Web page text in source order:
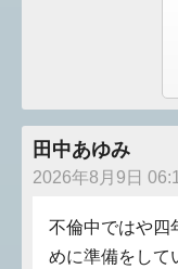
田中あゆみ
2026年8月9日
不倫中ではや四
めに準備をして